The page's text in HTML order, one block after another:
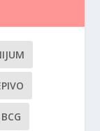
BCG